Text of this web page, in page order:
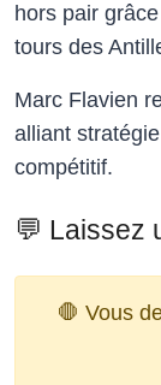
hors pair
tours des
Marc Flavien
alliant
compétitif.
💬 Laissez
🛑 Vous